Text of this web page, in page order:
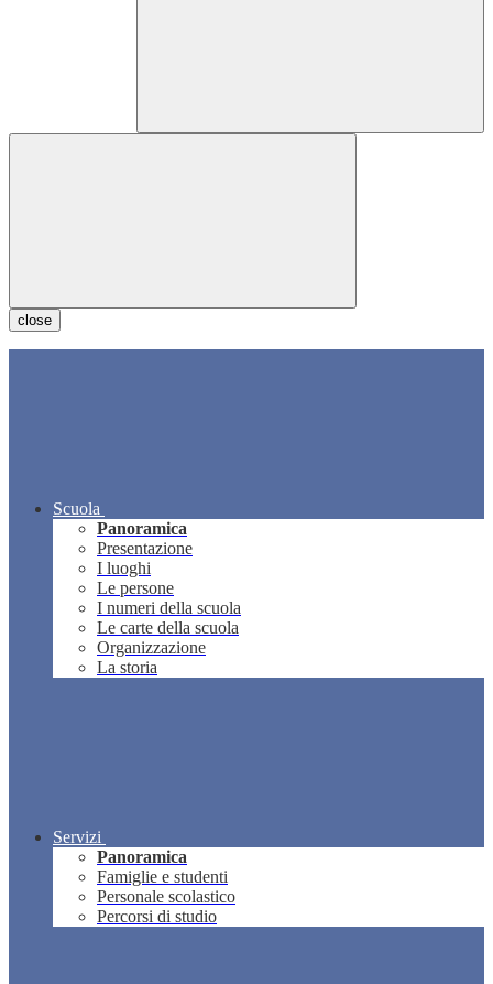
close
Scuola
Panoramica
Presentazione
I luoghi
Le persone
I numeri della scuola
Le carte della scuola
Organizzazione
La storia
Servizi
Panoramica
Famiglie e studenti
Personale scolastico
Percorsi di studio